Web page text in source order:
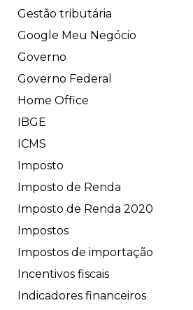
Gestão tributária
Google Meu Negócio
Governo
Governo Federal
Home Office
IBGE
ICMS
Imposto
Imposto de Renda
Imposto de Renda 2020
Impostos
Impostos de importação
Incentivos fiscais
Indicadores financeiros